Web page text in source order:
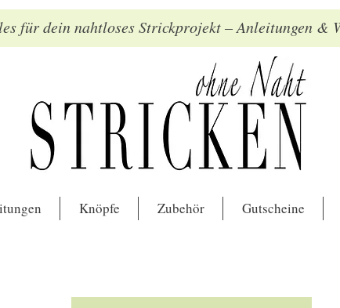
für dein nahtloses Strickprojekt – Anleitungen &
Knöpfe Zubehör Gutscheine